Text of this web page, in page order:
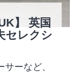
】 英国
セレクシ
ーなど、